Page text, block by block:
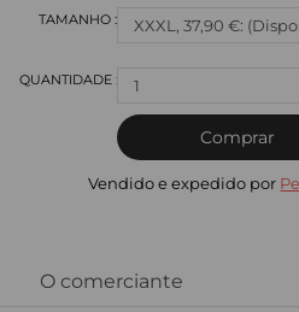
1
Comprar
Vendido e expedido por
O comerciante